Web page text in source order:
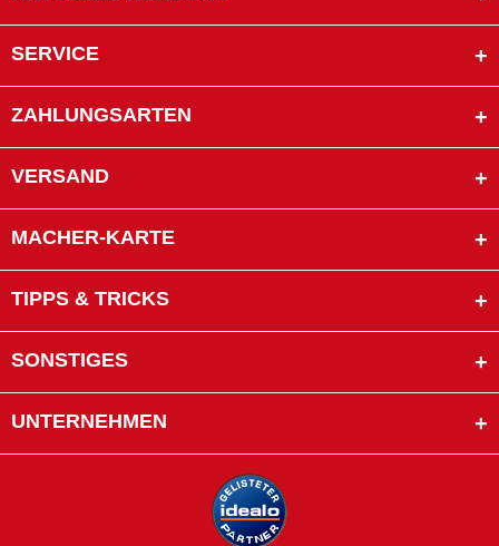
SERVICE
ZAHLUNGSARTEN
VERSAND
MACHER-KARTE
TIPPS & TRICKS
SONSTIGES
UNTERNEHMEN